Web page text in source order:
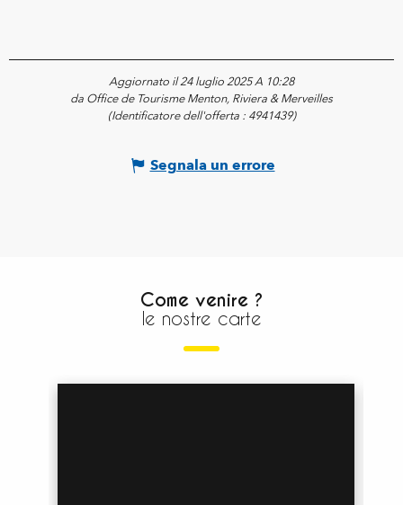
Aggiornato il 24 luglio 2025 A 10:28
da Office de Tourisme Menton, Riviera & Merveilles
(Identificatore dell'offerta : 4941439)
Segnala un errore
Come venire ?
le nostre carte